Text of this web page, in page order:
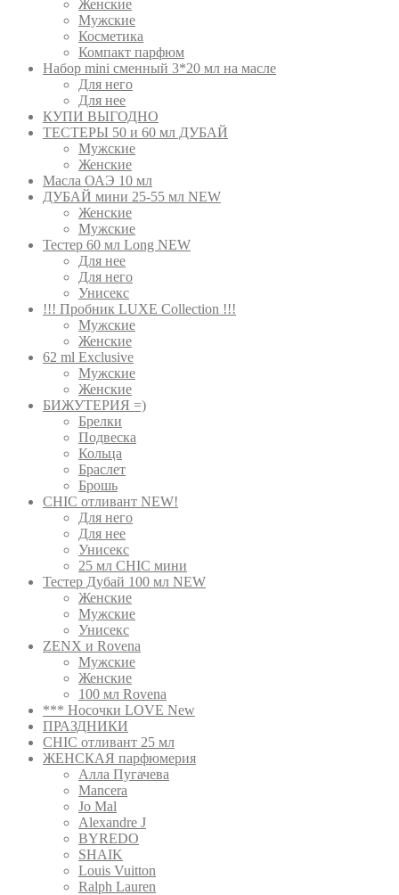
Женские
Мужские
Косметика
Компакт парфюм
Набор mini сменный 3*20 мл на масле
Для него
Для нее
КУПИ ВЫГОДНО
ТЕСТЕРЫ 50 и 60 мл ДУБАЙ
Мужские
Женские
Масла ОАЭ 10 мл
ДУБАЙ мини 25-55 мл NEW
Женские
Мужские
Тестер 60 мл Long NEW
Для нее
Для него
Унисекс
!!! Пробник LUXE Collection !!!
Мужские
Женские
62 ml Exclusive
Мужские
Женские
БИЖУТЕРИЯ =)
Брелки
Подвеска
Кольца
Браслет
Брошь
CHIC отливант NEW!
Для него
Для нее
Унисекс
25 мл CHIC мини
Тестер Дубай 100 мл NEW
Женские
Мужские
Унисекс
ZENX и Rovena
Мужские
Женские
100 мл Rovena
*** Носочки LOVE New
ПРАЗДНИКИ
CHIC отливант 25 мл
ЖЕНСКАЯ парфюмерия
Алла Пугачева
Mancera
Jo Mal
Alexandre J
BYREDO
SHAIK
Louis Vuitton
Ralph Lauren